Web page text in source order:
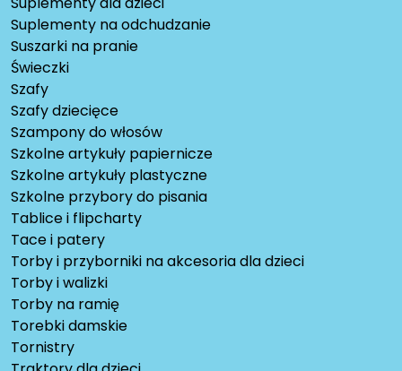
Suplementy na odchudzanie
Suszarki na pranie
Świeczki
Szafy
Szafy dziecięce
Szampony do włosów
Szkolne artykuły papiernicze
Szkolne artykuły plastyczne
Szkolne przybory do pisania
Tablice i flipcharty
Tace i patery
Torby i przyborniki na akcesoria dla dzieci
Torby i walizki
Torby na ramię
Torebki damskie
Tornistry